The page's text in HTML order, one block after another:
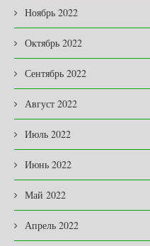
Ноябрь 2022
Октябрь 2022
Сентябрь 2022
Август 2022
Июль 2022
Июнь 2022
Май 2022
Апрель 2022